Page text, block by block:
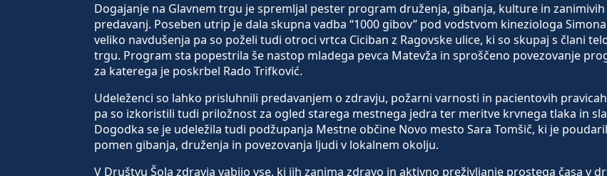
Dogajanje na Glavnem trgu je spremljal pester program druženja, gibanja, kulture in zanimivih
predavanj. Poseben utrip je dala skupna vadba “1000 gibov” pod vodstvom kineziologa
veliko navdušenja pa so poželi tudi otroci vrtca Ciciban z Ragovske ulice, ki so skupaj s člani
trgu. Program sta popestrila še nastop mladega pevca Matevža in sproščeno povezovanje
za katerega je poskrbel Rado Trifković.
Udeleženci so lahko prisluhnili predavanjem o zdravju, požarni varnosti in pacientovih
pa so izkoristili tudi priložnost za ogled starega mestnega jedra ter meritve krvnega tlaka in
Dogodka se je udeležila tudi podžupanja Mestne občine Novo mesto Sara Tomšič, ki je
pomen gibanja, druženja in povezovanja ljudi v lokalnem okolju.
V Društvu Šola zdravja vabijo vse, ki jih zanima zdravo in aktivno preživljanje prostega časa v